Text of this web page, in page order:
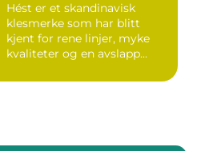
Hést er et skandinavisk
klesmerke som har blitt
kjent for rene linjer, myke
kvaliteter og en avslapp...